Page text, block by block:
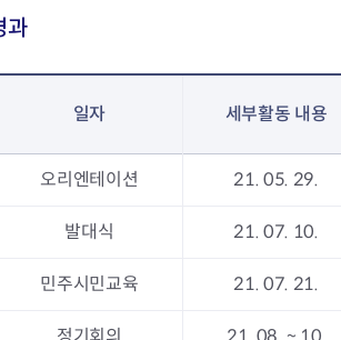
과
일자 세부활동 내용
오리엔테이션 21. 05. 29.
발대식 21. 07. 10.
민주시민교육 21. 07. 21.